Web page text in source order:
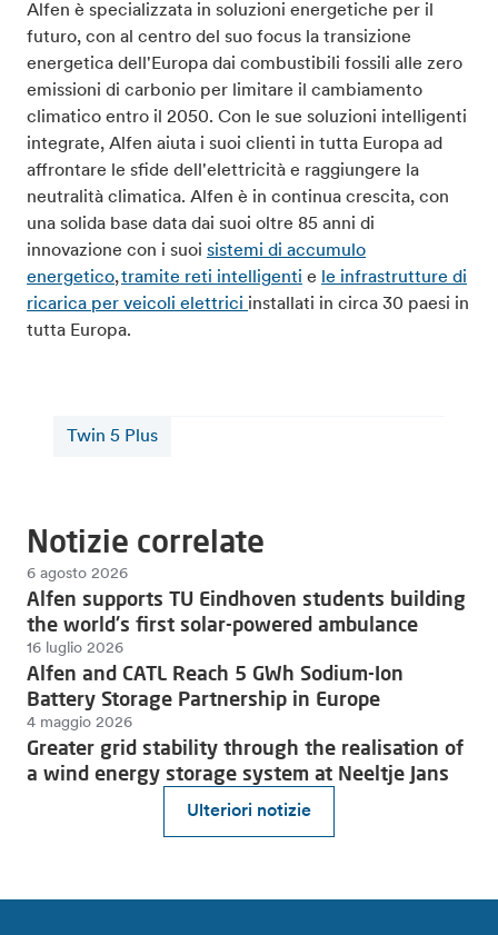
Alfen è specializzata in soluzioni energetiche per il
futuro, con al centro del suo focus la transizione
energetica dell'Europa dai combustibili fossili alle zero
emissioni di carbonio per limitare il cambiamento
climatico entro il 2050. Con le sue soluzioni intelligenti
integrate, Alfen aiuta i suoi clienti in tutta Europa ad
affrontare le sfide dell'elettricità e raggiungere la
neutralità climatica. Alfen è in continua crescita, con
una solida base data dai suoi oltre 85 anni di
innovazione con i suoi sistemi di accumulo
energetico,tramite reti intelligenti e le infrastrutture di
ricarica per veicoli elettrici installati in circa 30 paesi in
tutta Europa.
Twin 5 Plus
Notizie correlate
Ulteriori notizie
6 agosto 2026
Alfen supports TU Eindhoven students building
the world's first solar-powered ambulance
16 luglio 2026
Alfen and CATL Reach 5 GWh Sodium-Ion
Battery Storage Partnership in Europe
4 maggio 2026
Greater grid stability through the realisation of
a wind energy storage system at Neeltje Jans